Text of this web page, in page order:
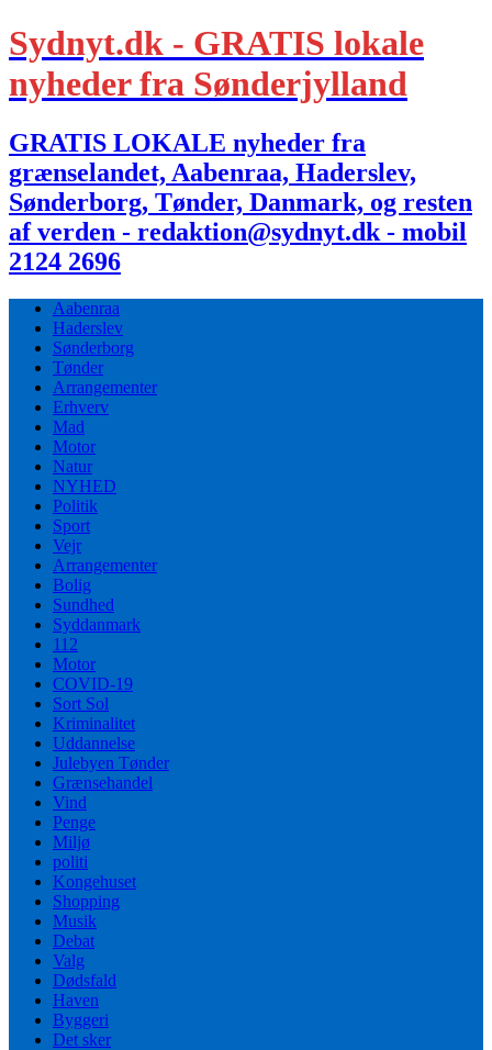
Sydnyt.dk - GRATIS lokale
nyheder fra Sønderjylland
GRATIS LOKALE nyheder fra
grænselandet, Aabenraa, Haderslev,
Sønderborg, Tønder, Danmark, og resten
af verden - redaktion@sydnyt.dk - mobil
2124 2696
Aabenraa
Haderslev
Sønderborg
Tønder
Arrangementer
Erhverv
Mad
Motor
Natur
NYHED
Politik
Sport
Vejr
Arrangementer
Bolig
Sundhed
Syddanmark
112
Motor
COVID-19
Sort Sol
Kriminalitet
Uddannelse
Julebyen Tønder
Grænsehandel
Vind
Penge
Miljø
politi
Kongehuset
Shopping
Musik
Debat
Valg
Dødsfald
Haven
Byggeri
Det sker